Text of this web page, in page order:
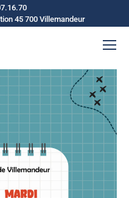
45 700 Villemandeur